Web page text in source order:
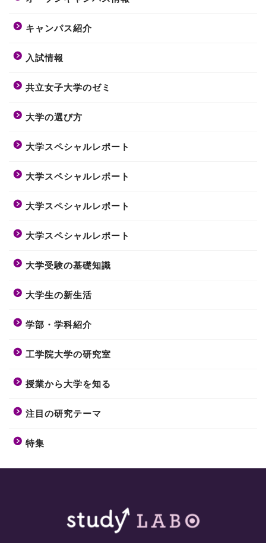
キャンパス紹介
入試情報
共立女子大学のゼミ
大学の選び方
大学スペシャルレポート
大学スペシャルレポート
大学スペシャルレポート
大学スペシャルレポート
大学受験の基礎知識
大学生の新生活
学部・学科紹介
工学院大学の研究室
授業から大学を知る
注目の研究テーマ
特集